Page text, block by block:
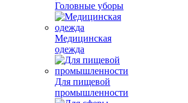
Головные уборы
Медицинская
одежда
Для пищевой
промышленности